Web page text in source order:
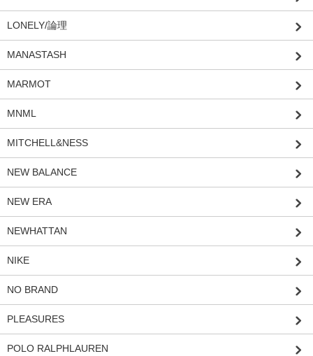
LONELY/論理
MANASTASH
MARMOT
MNML
MITCHELL&NESS
NEW BALANCE
NEW ERA
NEWHATTAN
NIKE
NO BRAND
PLEASURES
POLO RALPHLAUREN